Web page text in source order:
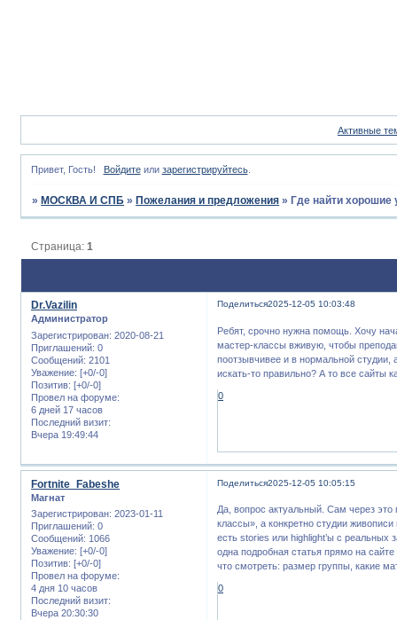
Активные
Привет, Гость! Войдитеили зарегистрируйтесь.
» МОСКВА И СПБ » Пожелания и предложения » Где найти хорошие
Страница:1
Поделиться2025-12-05 10:03:48
Dr.Vazilin
Администратор
Зарегистрирован: 2020-08-21
Приглашений: 0
Сообщений: 2101
Уважение: [+0/-0]
Позитив: [+0/-0]
Провел на форуме:
6 дней 17 часов
Последний визит:
Вчера 19:49:44
Ребят, срочно нужна помощь. Хочу
мастер-классы вживую, чтобы
поотзывчивее и в нормальной студии,
искать-то правильно? А то все сайты
0
Поделиться2025-12-05 10:05:15
Fortnite_Fabeshe
Магнат
Зарегистрирован: 2023-01-11
Приглашений: 0
Сообщений: 1066
Уважение: [+0/-0]
Позитив: [+0/-0]
Провел на форуме:
4 дня 10 часов
Последний визит:
Вчера 20:30:30
Да, вопрос актуальный. Сам через
классы», а конкретно студии
есть stories или highlight’ы с реальных
одна подробная статья прямо на сайте
что смотреть: размер группы, какие
0